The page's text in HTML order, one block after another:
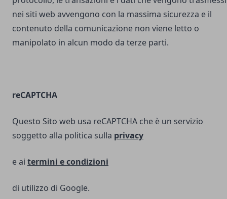
nei siti web avvengono con la massima sicurezza e il
contenuto della comunicazione non viene letto o
manipolato in alcun modo da terze parti.
reCAPTCHA
Questo Sito web usa reCAPTCHA che è un servizio
soggetto alla politica sulla privacy
e ai termini econdizioni
di utilizzo di Google.